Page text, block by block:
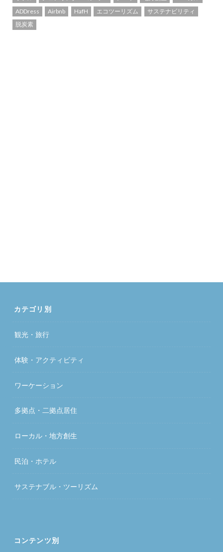
ADDress
Airbnb HafH エコツーリズム
サステナビリティ
脱炭素
カテゴリ別
観光・旅行
体験・アクティビティ
ワーケーション
多拠点・二拠点居住
ローカル・地方創生
民泊・ホテル
サステナブル・ツーリズム
コンテンツ別